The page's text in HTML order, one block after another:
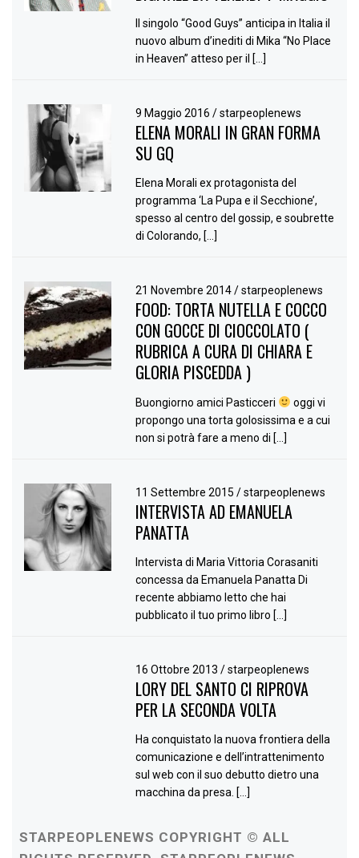
Il singolo “Good Guys” anticipa in Italia il
nuovo album d’inediti di Mika “No Place
in Heaven” atteso per il […]
9 Maggio 2016/ starpeoplenews
ELENA MORALI IN GRAN FORMA
SU GQ
Elena Morali ex protagonista del
programma ‘La Pupa e il Secchione’,
spesso al centro del gossip, e soubrette
di Colorando, […]
21 Novembre 2014/ starpeoplenews
FOOD: TORTA NUTELLA E COCCO
CON GOCCE DI CIOCCOLATO (
RUBRICA A CURA DI CHIARA E
GLORIA PISCEDDA )
Buongiorno amici Pasticceri
oggi vi
propongo una torta golosissima e a cui
non si potrà fare a meno di […]
11 Settembre 2015/ starpeoplenews
INTERVISTA AD EMANUELA
PANATTA
Intervista di Maria Vittoria Corasaniti
concessa da Emanuela Panatta Di
recente abbiamo letto che hai
pubblicato il tuo primo libro […]
16 Ottobre 2013/ starpeoplenews
LORY DEL SANTO CI RIPROVA
PER LA SECONDA VOLTA
Ha conquistato la nuova frontiera della
comunicazione e dell’intrattenimento
sul web con il suo debutto dietro una
macchina da presa. […]
STARPEOPLENEWS COPYRIGHT © ALL